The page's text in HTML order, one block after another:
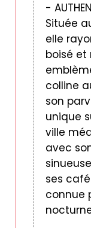
-
Située
elle
boisé et
colline
son
unique
ville
avec
ses
connue